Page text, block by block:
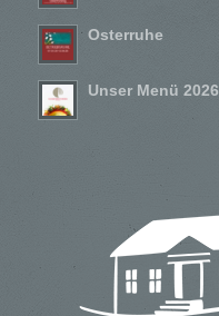
Osterruhe
Unser Menü 2026